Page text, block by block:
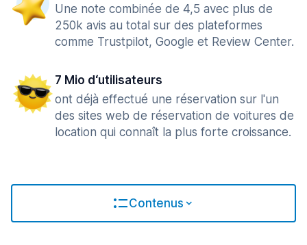
Une note combinée de 4,5 avec plus de
250k avis au total sur des plateformes
comme Trustpilot, Google et Review Center.
7 Mio d‘utilisateurs
ont déjà effectué une réservation sur l'un
des sites web de réservation de voitures de
location qui connaît la plus forte croissance.
Contenus